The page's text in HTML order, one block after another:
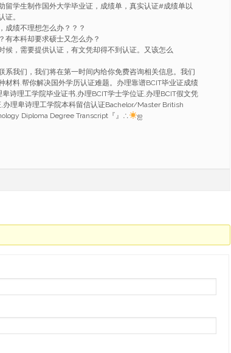
留学生制作国外大学毕业证，成绩单，真实认证#成绩单以
证。
成绩不理想怎么办？？？
有本科却要求硕士又怎么办？
候，需要提供认证，有文凭却得不到认证。又该怎么
系我们，我们将在第一时间内给你免费咨询相关信息。我们
材料.帮你解决国外学历认证难题。办理靠谱BCIT毕业证成绩
卑诗理工学院毕业证书,办理BCIT学士学位证,办理BCIT假文凭
办理卑诗理工学院本科留信认证Bachelor/Master British
Diploma Degree Transcript『』∴
ஐ